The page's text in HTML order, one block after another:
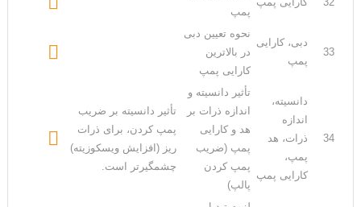
پمپ
33
دبی، کارایی
پمپ
نحوه تعیین دبی
در بالاترین
کارایی پمپ

34
دانسیته،
اندازه
ذرات، هد
پمپ،
کارایی پمپ
تأثیر دانسیته و
اندازه ذرات بر
هد و کارایی
پمپ (ضریب
پمپ کردن
پالپ)
تأثیر دانسیته بر ضریب
پمپ کردن، برای ذرات
ریز (افزایش ویسکوزیته)
چشمگیرتر است.
